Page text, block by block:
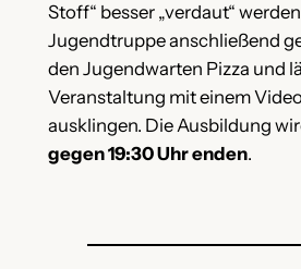
Stoff“ besser „verdaut“
Jugendtruppe anschließend
den Jugendwarten Pizza und
Veranstaltung mit einem
ausklingen. Die Ausbildung
gegen 19:30 Uhr enden.